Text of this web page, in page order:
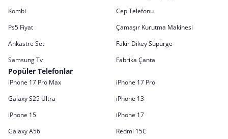
Kombi
Cep Telefonu
Ps5 Fiyat
Çamaşır Kurutma Makinesi
Ankastre Set
Fakir Dikey Süpürge
Samsung Tv
Fabrika Çanta
Popüler Telefonlar
iPhone 17 Pro Max
iPhone 17 Pro
Galaxy S25 Ultra
iPhone 13
iPhone 15
iPhone 17
Galaxy A56
Redmi 15C